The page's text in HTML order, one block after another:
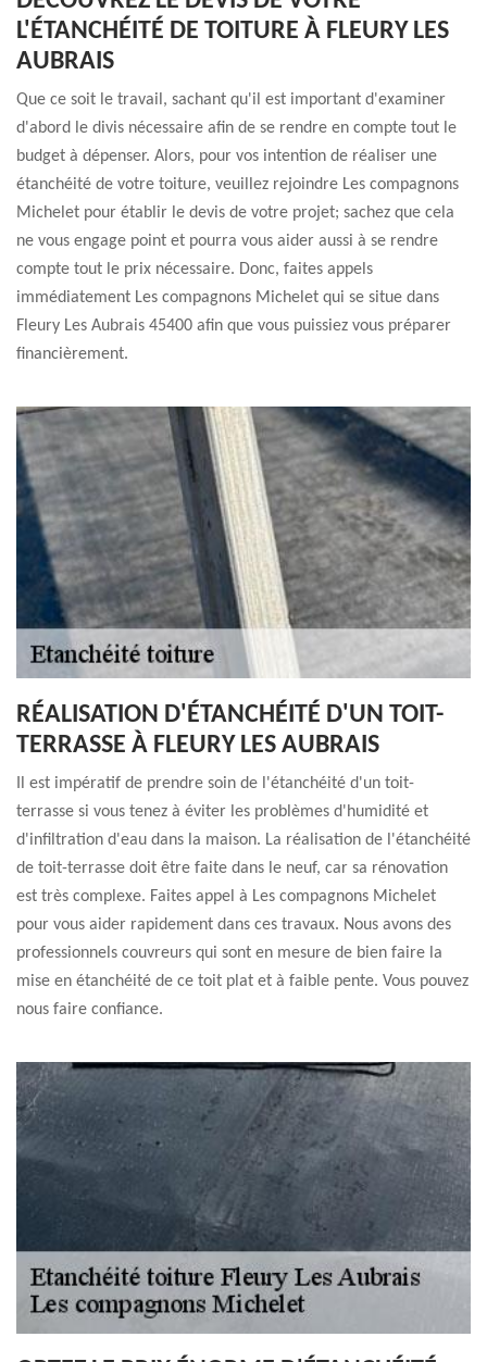
L'ÉTANCHÉITÉ DE TOITURE À FLEURY LES
AUBRAIS
Que ce soit le travail, sachant qu'il est important d'examiner
d'abord le divis nécessaire afin de se rendre en compte tout le
budget à dépenser. Alors, pour vos intention de réaliser une
étanchéité de votre toiture, veuillez rejoindre Les compagnons
Michelet pour établir le devis de votre projet; sachez que cela
ne vous engage point et pourra vous aider aussi à se rendre
compte tout le prix nécessaire. Donc, faites appels
immédiatement Les compagnons Michelet qui se situe dans
Fleury Les Aubrais 45400 afin que vous puissiez vous préparer
financièrement.
RÉALISATION D'ÉTANCHÉITÉ D'UN TOIT-
TERRASSE À FLEURY LES AUBRAIS
Il est impératif de prendre soin de l'étanchéité d'un toit-
terrasse si vous tenez à éviter les problèmes d'humidité et
d'infiltration d'eau dans la maison. La réalisation de l'étanchéité
de toit-terrasse doit être faite dans le neuf, car sa rénovation
est très complexe. Faites appel à Les compagnons Michelet
pour vous aider rapidement dans ces travaux. Nous avons des
professionnels couvreurs qui sont en mesure de bien faire la
mise en étanchéité de ce toit plat et à faible pente. Vous pouvez
nous faire confiance.